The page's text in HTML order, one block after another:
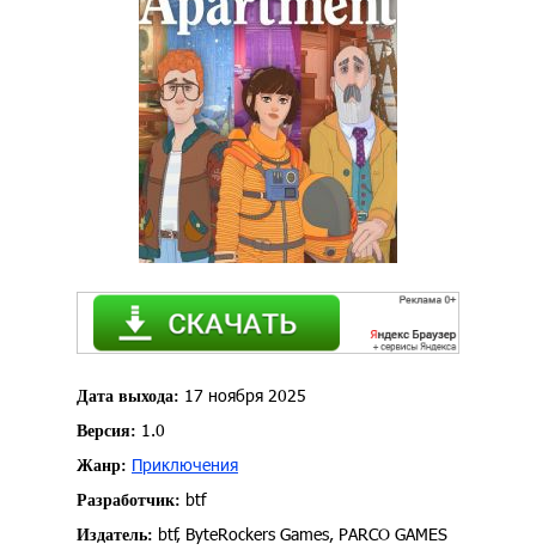
Дата выхода: 17 ноября 2025
Версия: 1.0
Жанр: Приключения
Разработчик: btf
Издатель: btf, ByteRockers Games, PARCO GAMES